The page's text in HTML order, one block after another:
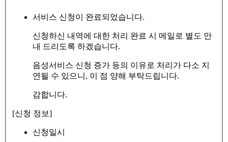
서비스 신청이 완료되었습니다.
신청하신 내역에 대한 처리 완료 시 메일로 별도 안
내 드리도록 하겠습니다.
음성서비스 신청 증가 등의 이유로 처리가 다소 지
연될 수 있으니, 이 점 양해 부탁드립니다.
감합니다.
[신청 정보]
신청일시